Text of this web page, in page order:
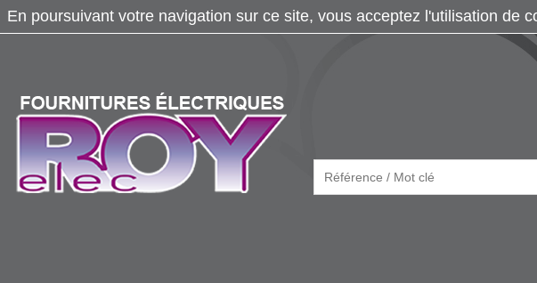
En poursuivant votre navigation sur ce site, vous acceptez l'utilisation